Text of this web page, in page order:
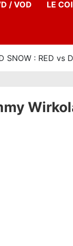
/ VOD LE
SNOW : RED vs